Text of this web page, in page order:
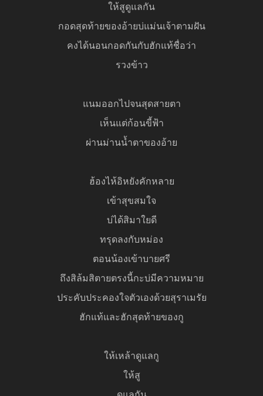
ให้สูดูแลกัน
กอดสุดท้ายของอ้ายบ่แม่นเจ้าตามฝัน
คงได้นอนกอดกันกับฮักแท้ชื่อว่า
รวงข้าว
แนมออกไปจนสุดสายตา
เห็นแต่ก้อนขี้ฟ้า
ผ่านม่านน้ำตาของอ้าย
ฮ้องไห้อิหยังคักหลาย
เข้าสุขสมใจ
บ่ได้สิมาใยดี
ทรุดลงกับหม่อง
ตอนน้องเข้าบายศรี
ถึงสิล้มสิตายตรงนี้กะบ่มีความหมาย
ประคับประคองใจตัวเองด้วยสุราเมรัย
ฮักแท้และฮักสุดท้ายของกู
ให้เหล้าดูแลกู
ให้สู